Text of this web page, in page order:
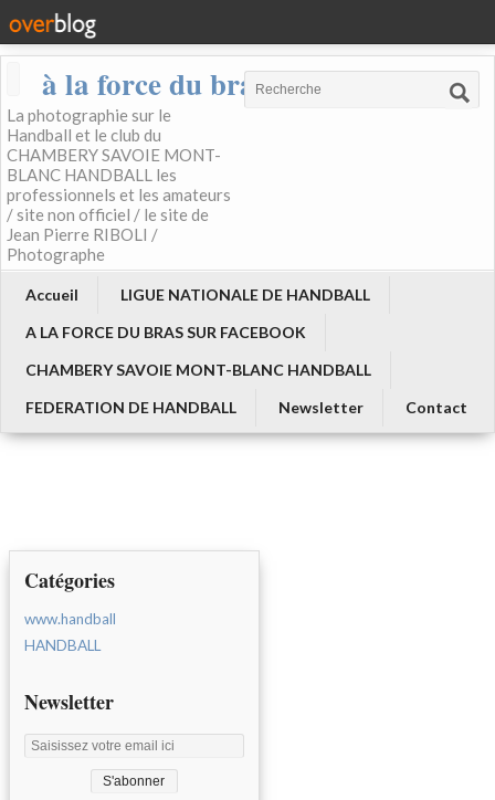
à la force du bras
La photographie sur le
Handball et le club du
CHAMBERY SAVOIE MONT-
BLANC HANDBALL les
professionnels et les amateurs
/ site non officiel / le site de
Jean Pierre RIBOLI /
Photographe
Accueil
LIGUE NATIONALE DE HANDBALL
A LA FORCE DU BRAS SUR FACEBOOK
CHAMBERY SAVOIE MONT-BLANC HANDBALL
FEDERATION DE HANDBALL
Newsletter Contact
Catégories
www.handball
HANDBALL
Newsletter